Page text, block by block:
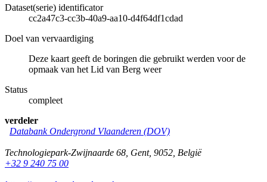
Dataset(serie) identificator
cc2a47c3-cc3b-40a9-aa10-d4f64df1cdad
Doel van vervaardiging
Deze kaart geeft de boringen die gebruikt werden voor de
opmaak van het Lid van Berg weer
Status
compleet
verdeler
Databank Ondergrond Vlaanderen (DOV)
Technologiepark-Zwijnaarde 68 Gent, 9052 België
+32 9 240 75 00